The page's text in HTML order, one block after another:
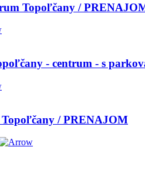
Topoľčany /
- centrum - s
/ PRENAJOM